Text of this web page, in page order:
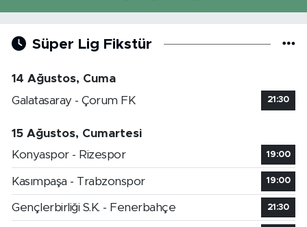
Süper Lig Fikstür
14 Ağustos, Cuma
Galatasaray - Çorum FK
21:30
15 Ağustos, Cumartesi
Konyaspor - Rizespor
19:00
Kasımpaşa - Trabzonspor 19:00
Gençlerbirliği S.K. - Fenerbahçe 21:30